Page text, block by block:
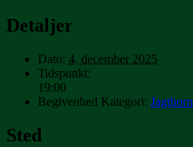
Detaljer
Dato: 4. december 2025
Tidspunkt:
19:00
Begivenhed Kategori: Jagthorn
Sted